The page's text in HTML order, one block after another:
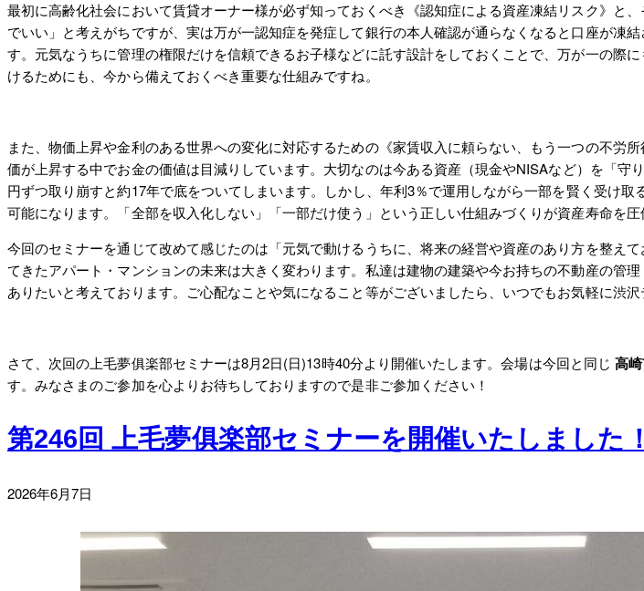
最初に高齢化社会において賃貸オーナー様が必ず知っておくべき《認知症による資産凍結リスク》と
でいい」と考えがちですが、実は万が一認知症を発症して銀行の本人確認が通らなくなると口座が
す。元気なうちに管理の権限だけを信頼できるお子様などに託す設計をしておくことで、万が一の際
けるためにも、今から備えておくべき重要な仕組みですね。
また、物価上昇や金利のある世界への変化に対応するための《家賃収入に頼らない、もう一つの不
価が上昇する中でお金の価値は目減りしています。大切なのは今ある資産（現金やNISAなど）を「
円ずつ取り崩すと約17年で底をついてしまいます。しかし、年利3％で運用しながら一部を賢く受け
可能になります。「全部を収入化しない」「一部だけ使う」という正しい仕組みづくりが資産寿命を圧
今回のセミナーを通じて改めて感じたのは「元気で動けるうちに、将来の経営や資産のあり方を整え
てきたアパート・マンションの未来は大きく変わります。私達は建物の建築や今お持ちの不動産の管
ありたいと考えております。ご心配なことや気になること等がございましたら、いつでもお気軽に渋沢
さて、次回の上毛夢俱楽部セミナーは8月2日(日)13時40分より開催いたします。会場は今回と同じ 高
す。みなさまのご参加を心よりお待ちしておりますので是非ご参加ください！
第246回 上毛夢俱楽部セミナーを開催いたしました！
2026年6月7日
6
月